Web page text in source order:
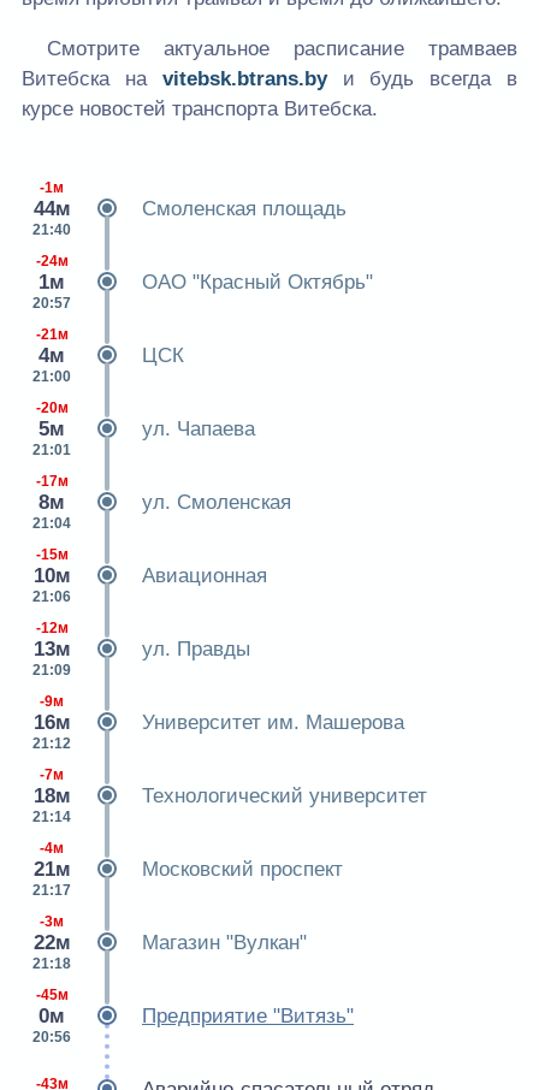
Смотрите актуальное расписание трамваев
Витебска на vitebsk.btrans.byи будь всегда в
курсе новостей транспорта Витебска.
-1м
44м
21:40
Смоленская площадь
-24м
1м
20:57
ОАО "Красный Октябрь"
-21м
4м
21:00
ЦСК
-20м
5м
21:01
ул. Чапаева
-17м
8м
21:04
ул. Смоленская
-15м
10м
21:06
Авиационная
-12м
13м
21:09
ул. Правды
-9м
16м
21:12
Университет им. Машерова
-7м
18м
21:14
Технологический университет
-4м
21м
21:17
Московский проспект
-3м
22м
21:18
Магазин "Вулкан"
-45м
0м
20:56
Предприятие "Витязь"
-43м